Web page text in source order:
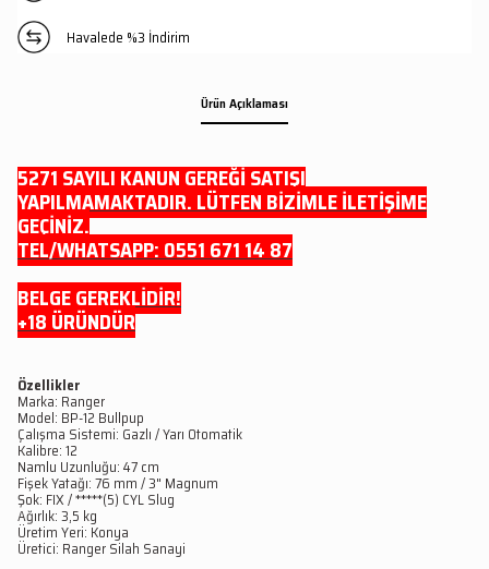
Havalede %3 İndirim
Ürün Açıklaması
5271 SAYILI KANUN GEREĞİ SATIŞI
YAPILMAMAKTADIR. LÜTFEN BİZİMLE İLETİŞİME
GEÇİNİZ.
TEL/WHATSAPP: 0551 671 14 87
BELGE GEREKLİDİR!
+18 ÜRÜNDÜR
Özellikler
Marka: Ranger
Model: BP-12 Bullpup
Çalışma Sistemi: Gazlı / Yarı Otomatik
Kalibre: 12
Namlu Uzunluğu: 47 cm
Fişek Yatağı: 76 mm / 3" Magnum
Şok: FIX / *****(5) CYL Slug
Ağırlık: 3,5 kg
Üretim Yeri: Konya
Üretici: Ranger Silah Sanayi